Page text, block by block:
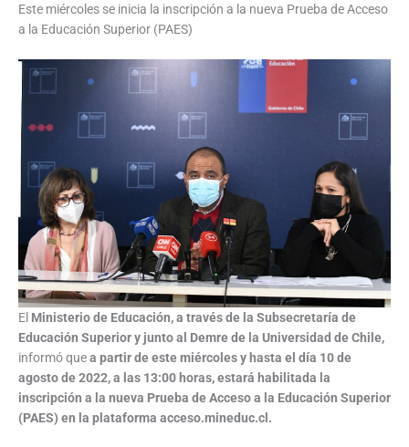
Este miércoles se inicia la inscripción a la nueva Prueba de Acceso
a la Educación Superior (PAES)
El Ministerio de Educación, a través de la Subsecretaría de
Educación Superior y junto al Demre de la Universidad de Chile,
informó quea partir de este miércoles y hasta el día 10 de
agosto de 2022, a las 13:00 horas,estará habilitada la
inscripción a la nueva Prueba de Acceso a la Educación Superior
(PAES) en la plataforma acceso.mineduc.cl.